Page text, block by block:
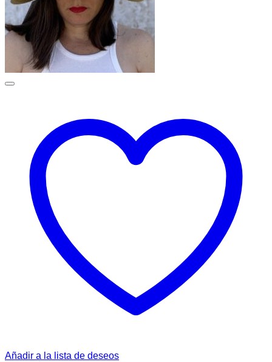
Añadir a la lista de deseos